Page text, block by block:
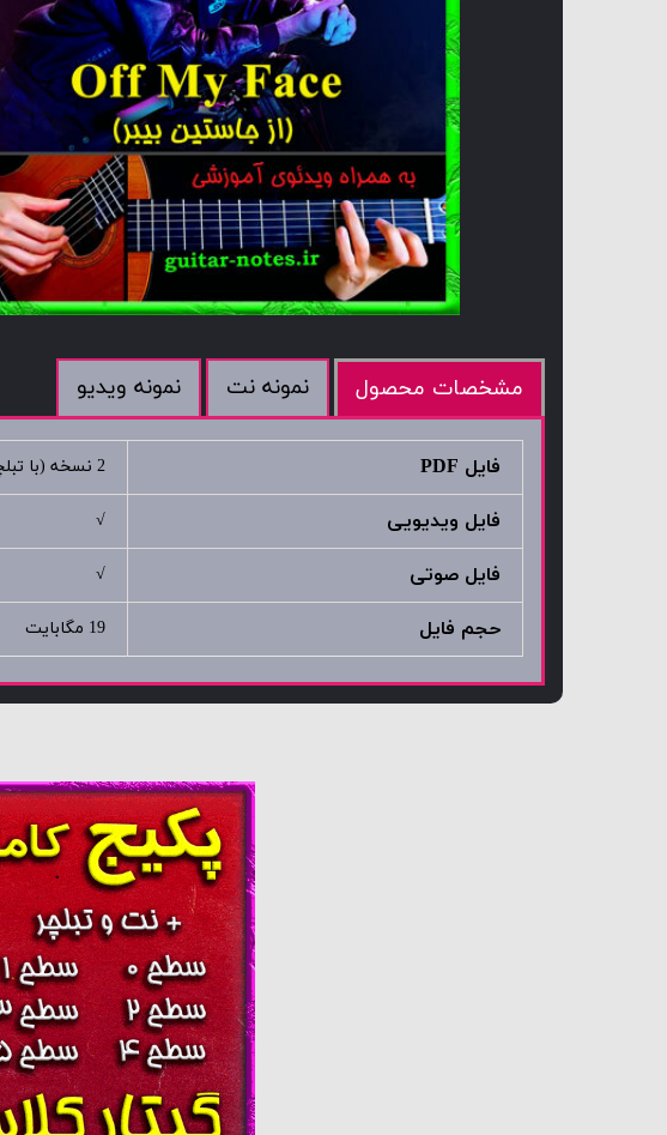
مشخصات محصول نمونه نت نمونه ویدیو
فایل PDF 2 نسخه (با تبلچر و بدون تبلچر)
فایل ویدیویی √
فایل صوتی √
حجم فایل 19 مگابایت